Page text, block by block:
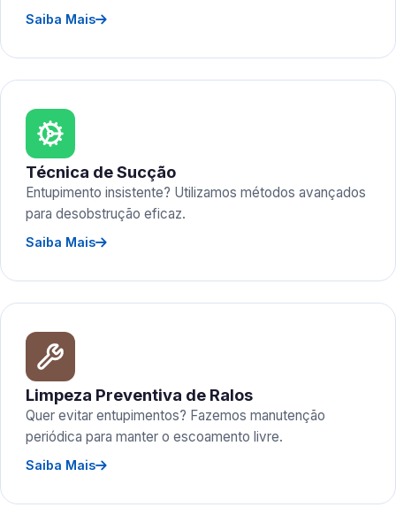
Saiba Mais
Técnica de Sucção
Entupimento insistente? Utilizamos métodos avançados
para desobstrução eficaz.
Saiba Mais
Limpeza Preventiva de Ralos
Quer evitar entupimentos? Fazemos manutenção
periódica para manter o escoamento livre.
Saiba Mais